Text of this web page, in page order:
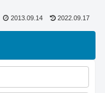
2013.09.14 2022.09.17